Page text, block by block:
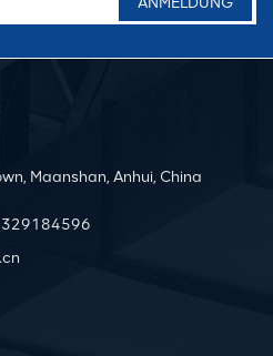
Maanshan, Anhui, China